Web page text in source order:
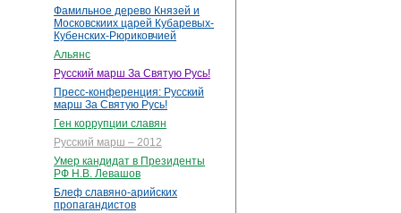
Фамильное дерево Князей и
Московскиих царей Кубаревых-
Кубенских-Рюриковчией
Альянс
Русский марш За Святую Русь!
Пресс-конференция: Русский
марш За Святую Русь!
Ген коррупции славян
Русский марш – 2012
Умер кандидат в Президенты
РФ Н.В. Левашов
Блеф славяно-арийских
пропагандистов